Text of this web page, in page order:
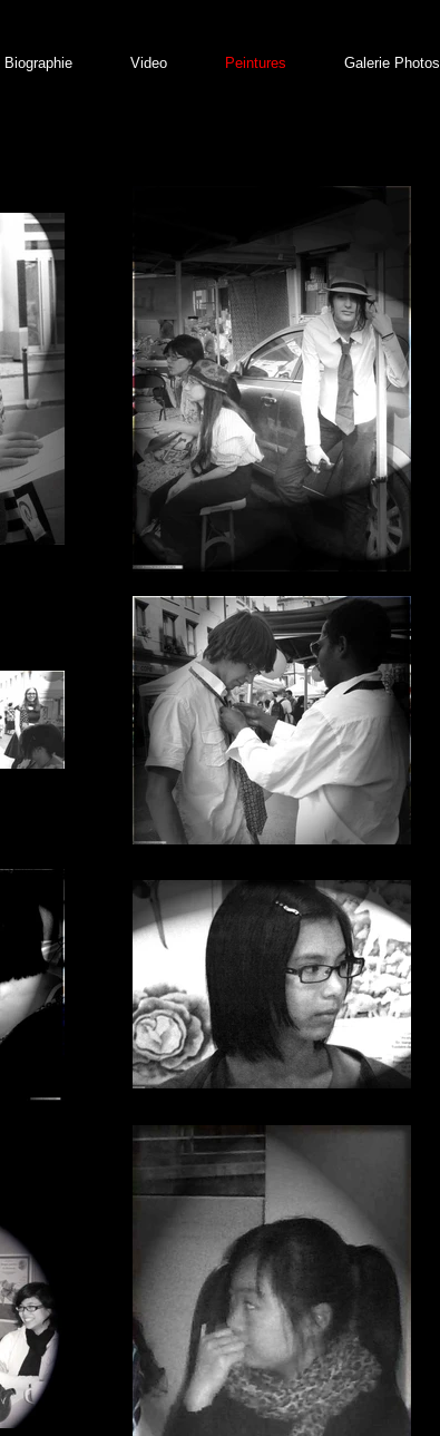
Biographie Video Peintures Galerie Photos